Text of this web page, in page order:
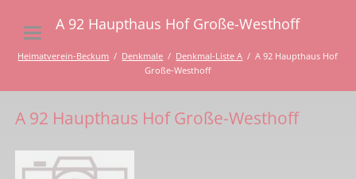
A 92 Haupthaus Hof Große-Westhoff
Heimatverein-Beckum Denkmale Denkmal-Liste A
A 92 Haupthaus Hof
Große-Westhoff
A 92 Haupthaus Hof Große-Westhoff